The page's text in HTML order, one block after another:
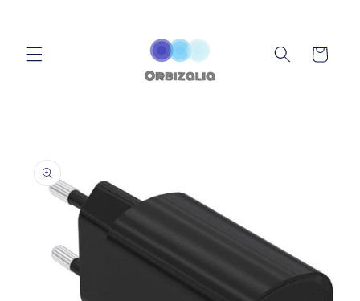
Carrito
información
del producto